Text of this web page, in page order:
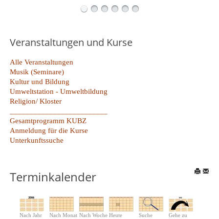
Veranstaltungen und Kurse
Alle Veranstaltungen
Musik (Seminare)
Kultur und Bildung
Umweltstation - Umweltbildung
Religion/ Kloster
Gesamtprogramm KUBZ
Anmeldung für die Kurse
Unterkunftssuche
Terminkalender
Nach Jahr Nach Monat Nach Woche Heute Suche Gehe zu